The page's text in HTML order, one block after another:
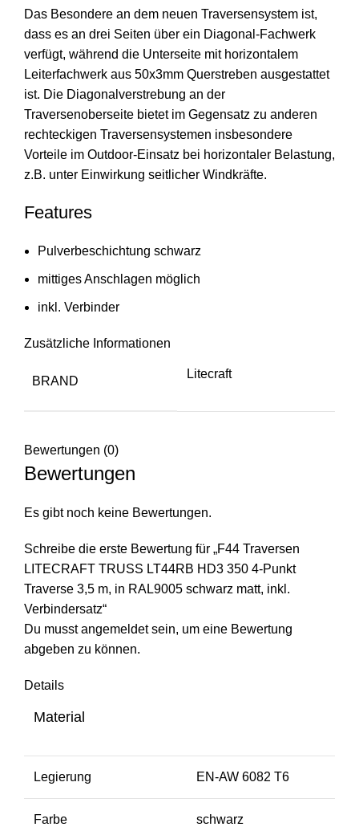
Das Besondere an dem neuen Traversensystem ist,
dass es an drei Seiten über ein Diagonal-Fachwerk
verfügt, während die Unterseite mit horizontalem
Leiterfachwerk aus 50x3mm Querstreben ausgestattet
ist. Die Diagonalverstrebung an der
Traversenoberseite bietet im Gegensatz zu anderen
rechteckigen Traversensystemen insbesondere
Vorteile im Outdoor-Einsatz bei horizontaler Belastung,
z.B. unter Einwirkung seitlicher Windkräfte.
Features
Pulverbeschichtung schwarz
mittiges Anschlagen möglich
inkl. Verbinder
Zusätzliche Informationen
BRAND
Litecraft
Bewertungen (0)
Bewertungen
Es gibt noch keine Bewertungen.
Schreibe die erste Bewertung für „F44 Traversen
LITECRAFT TRUSS LT44RB HD3 350 4-Punkt
Traverse 3,5 m, in RAL9005 schwarz matt, inkl.
Verbindersatz“
Du musstangemeldetsein, um eine Bewertung
abgeben zu können.
Details
Material
Legierung EN-AW 6082 T6
Farbe schwarz